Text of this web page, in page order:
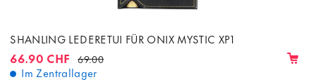
SHANLING LEDERETUI FÜR ONIX MYSTIC XP1
66.90 CHF 69.00
Im Zentrallager